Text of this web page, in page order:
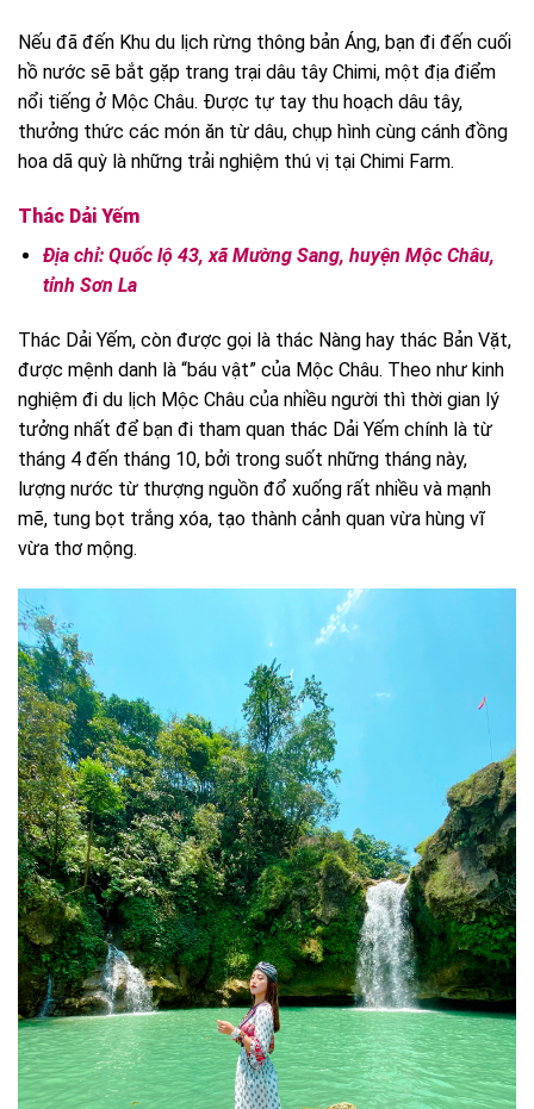
Nếu đã đến Khu du lịch rừng thông bản Áng, bạn đi đến cuối
hồ nước sẽ bắt gặp trang trại dâu tây Chimi, một địa điểm
nổi tiếng ở Mộc Châu. Được tự tay thu hoạch dâu tây,
thưởng thức các món ăn từ dâu, chụp hình cùng cánh đồng
hoa dã quỳ là những trải nghiệm thú vị tại Chimi Farm.
Thác Dải Yếm
Địa chỉ: Quốc lộ 43, xã Mường Sang, huyện Mộc Châu,
tỉnh Sơn La
Thác Dải Yếm, còn được gọi là thác Nàng hay thác Bản Vặt,
được mệnh danh là “báu vật” của Mộc Châu. Theo như kinh
nghiệm đi du lịch Mộc Châu của nhiều người thì thời gian lý
tưởng nhất để bạn đi tham quan thác Dải Yếm chính là từ
tháng 4 đến tháng 10, bởi trong suốt những tháng này,
lượng nước từ thượng nguồn đổ xuống rất nhiều và mạnh
mẽ, tung bọt trắng xóa, tạo thành cảnh quan vừa hùng vĩ
vừa thơ mộng.